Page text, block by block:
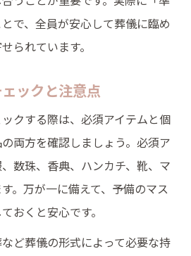
で、全員が安心して葬儀に臨め
られています。
ックと注意点
クする際は、必須アイテムと個
両方を確認しましょう。必須ア
数珠、香典、ハンカチ、靴、マ
。万が一に備えて、予備のマス
おくと安心です。
ど葬儀の形式によって必要な持